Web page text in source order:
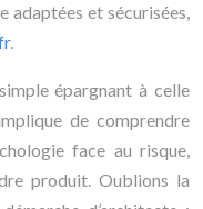
adaptées et sécurisées,
.
épargnant à celle
de comprendre
face au risque,
produit. Oublions la